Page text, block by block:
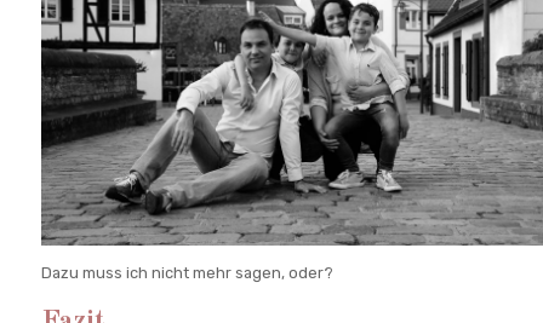
Dazu muss ich nicht mehr sagen, oder?